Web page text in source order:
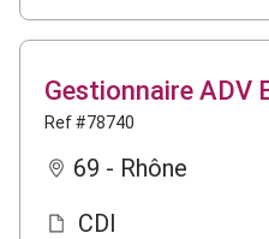
Gestionnaire ADV
Ref #78740
69 - Rhône
CDI